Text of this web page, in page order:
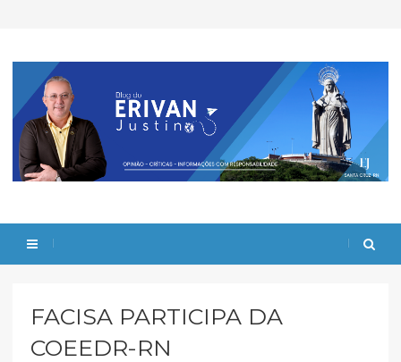
FACISA PARTICIPA DA
COEEDR-RN